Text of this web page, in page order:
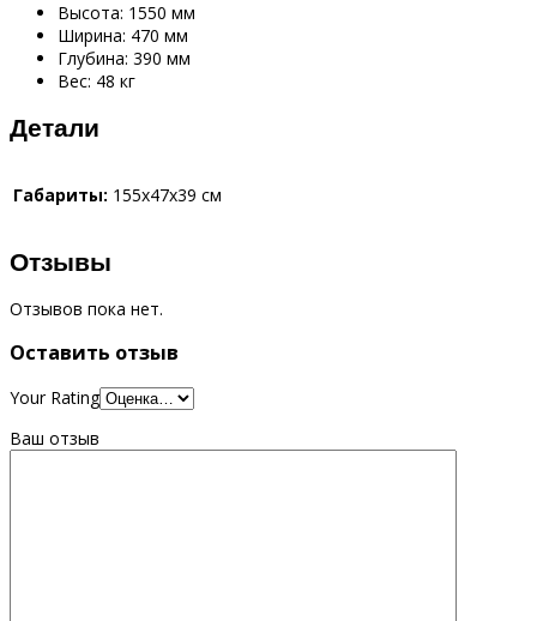
Высота: 1550 мм
Ширина: 470 мм
Глубина: 390 мм
Вес: 48 кг
Детали
Габариты: 155x47x39 см
Отзывы
Отзывов пока нет.
Оставить отзыв
Your Rating
Ваш отзыв